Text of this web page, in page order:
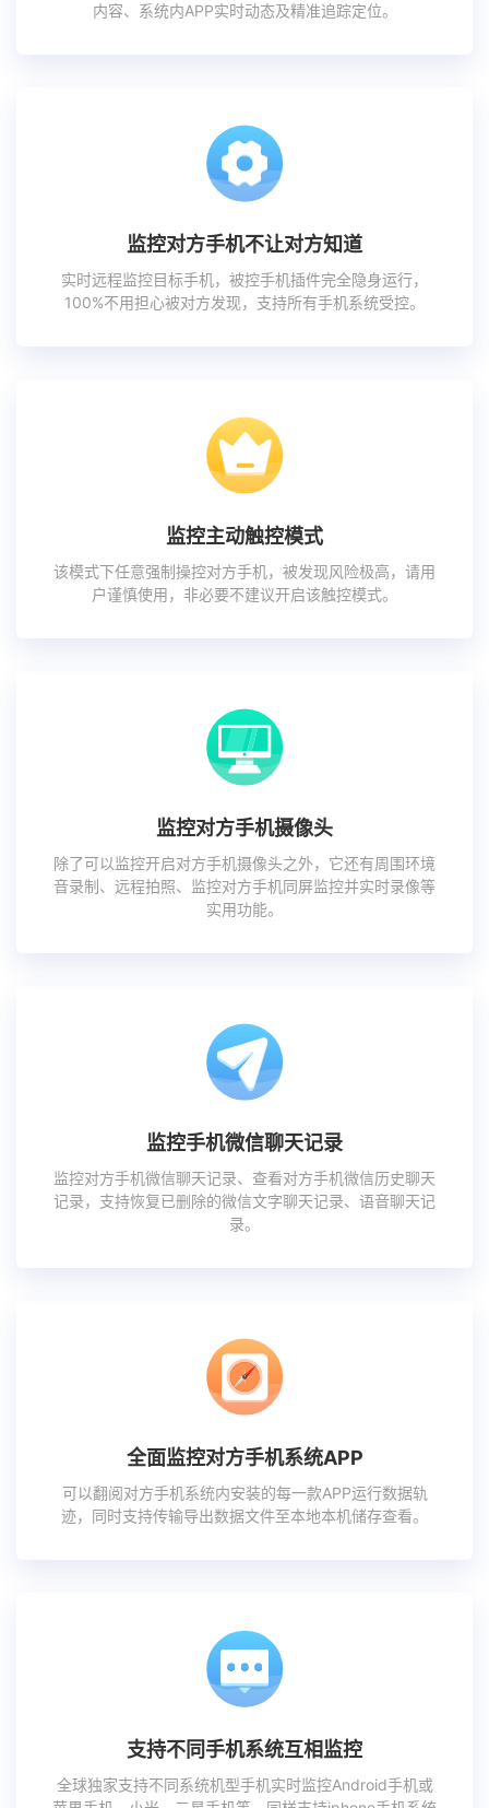
内容、系统内APP实时动态及精准追踪定位。
监控对方手机不让对方知道
实时远程监控目标手机，被控手机插件完全隐身运行，
100%不用担心被对方发现，支持所有手机系统受控。
监控主动触控模式
该模式下任意强制操控对方手机，被发现风险极高，请用
户谨慎使用，非必要不建议开启该触控模式。
监控对方手机摄像头
除了可以监控开启对方手机摄像头之外，它还有周围环境
音录制、远程拍照、监控对方手机同屏监控并实时录像等
实用功能。
监控手机微信聊天记录
监控对方手机微信聊天记录、查看对方手机微信历史聊天
记录，支持恢复已删除的微信文字聊天记录、语音聊天记
录。
全面监控对方手机系统APP
可以翻阅对方手机系统内安装的每一款APP运行数据轨
迹，同时支持传输导出数据文件至本地本机储存查看。
支持不同手机系统互相监控
全球独家支持不同系统机型手机实时监控Android手机或